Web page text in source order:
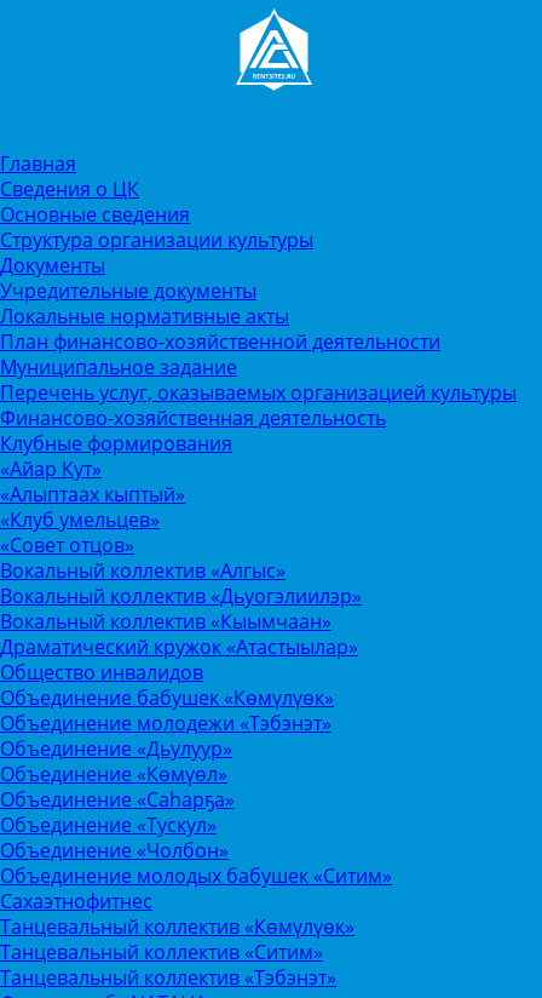
Главная
Сведения о ЦК
Основные сведения
Структура организации культуры
Документы
Учредительные документы
Локальные нормативные акты
План финансово-хозяйственной деятельности
Муниципальное задание
Перечень услуг, оказываемых организацией культуры
Финансово-хозяйственная деятельность
Клубные формирования
«Айар Кут»
«Алыптаах кыптый»
«Клуб умельцев»
«Совет отцов»
Вокальный коллектив «Алгыс»
Вокальный коллектив «Дьуогэлиилэр»
Вокальный коллектив «Кыымчаан»
Драматический кружок «Атастыылар»
Общество инвалидов
Объединение бабушек «Көмүлүөк»
Объединение молодежи «Тэбэнэт»
Объединение «Дьулуур»
Объединение «Көмүөл»
Объединение «Саhарҕа»
Объединение «Тускул»
Объединение «Чолбон»
Объединение молодых бабушек «Ситим»
Сахаэтнофитнес
Танцевальный коллектив «Көмүлүөк»
Танцевальный коллектив «Ситим»
Танцевальный коллектив «Тэбэнэт»